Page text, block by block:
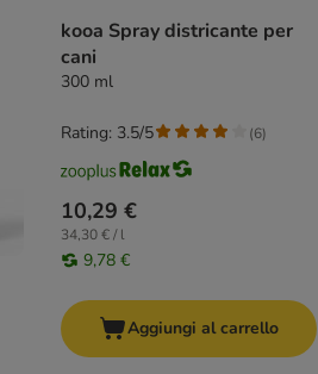
kooa Spray districante per
cani
300 ml
10,29 €
34,30 € / l
9,78 €
Rating: 3.5/5 (6)
Aggiungi al carrello